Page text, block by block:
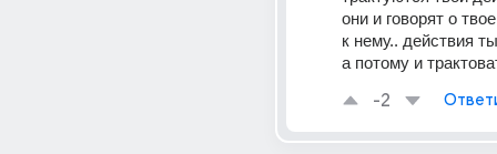
они и говорят о
к нему.. действия
а потому и
-2